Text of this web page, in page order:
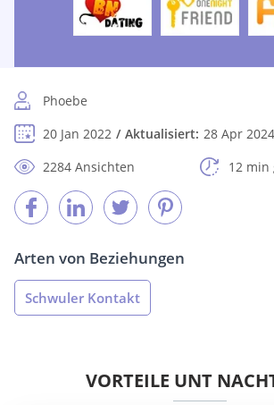
Phoebe
20 Jan 2022
Aktualisiert: 28 Apr 2024
2284 Ansichten
12 min
Arten von Beziehungen
Schwuler Kontakt
VORTEILE UNT